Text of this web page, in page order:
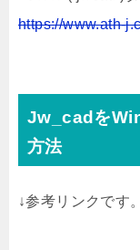
https://www.ath-
Jw_cadを
方法
↓参考リンクです。